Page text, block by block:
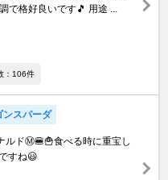
で格好良いです🎵 用途 ...
：106件
ンスパーダ
ルドⓂ️🍔🍟食べる時に重宝し
すね😃